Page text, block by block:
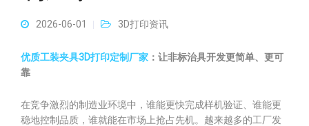
2026-06-01 3D打印资讯
优质工装夹具3D打印定制厂家 ：让非标治具开发更简单、更可
靠
在竞争激烈的制造业环境中，谁能更快完成样机验证、谁能更
稳地控制品质，谁就能在市场上抢占先机。越来越多的工厂发